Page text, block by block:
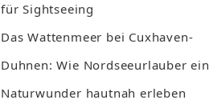
für Sightseeing
Das Wattenmeer bei Cuxhaven-
Duhnen: Wie Nordseeurlauber ein
Naturwunder hautnah erleben